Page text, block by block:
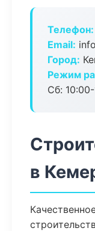
Телефон:
Email:
Город:
Режим
Сб:
в